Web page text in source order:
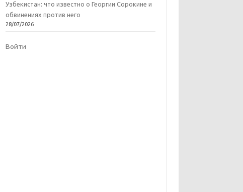
Узбекистан: что известно о Георгии Сорокине и
обвинениях против него
28/07/2026
Войти